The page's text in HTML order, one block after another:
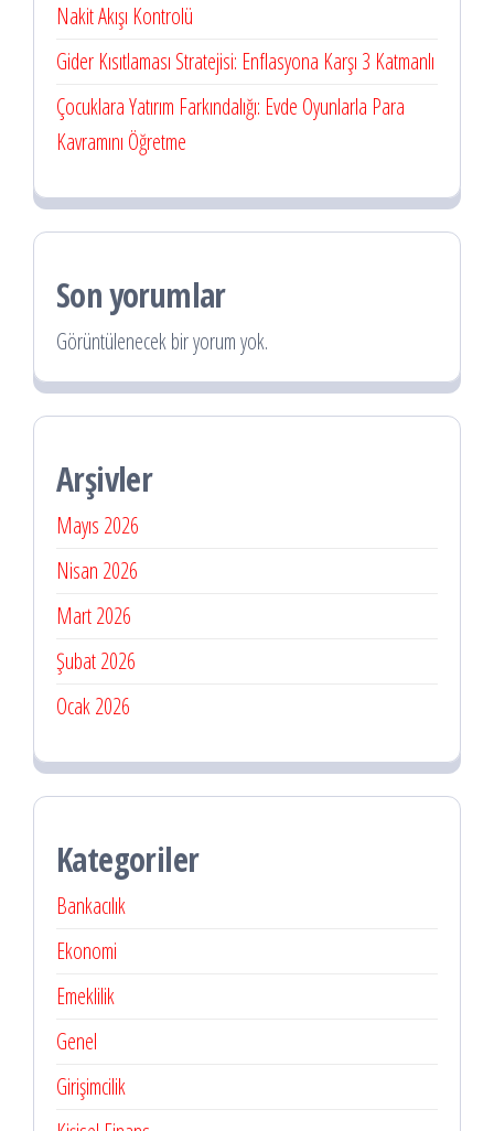
Nakit Akışı Kontrolü
Gider Kısıtlaması Stratejisi: Enflasyona Karşı 3 Katmanlı
Çocuklara Yatırım Farkındalığı: Evde Oyunlarla Para
Kavramını Öğretme
Son yorumlar
Görüntülenecek bir yorum yok.
Arşivler
Mayıs 2026
Nisan 2026
Mart 2026
Şubat 2026
Ocak 2026
Kategoriler
Bankacılık
Ekonomi
Emeklilik
Genel
Girişimcilik